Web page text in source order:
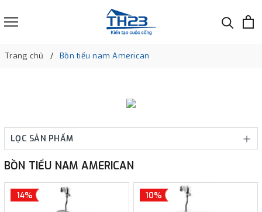
Trang chủ Bồn tiểu nam American
LỌC SẢN PHẨM
BỒN TIỂU NAM AMERICAN
14% 10%